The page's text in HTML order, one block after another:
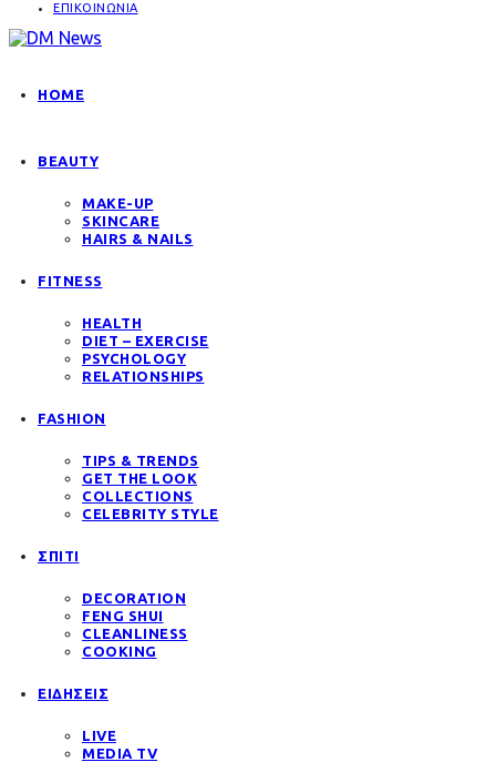
ΕΠΙΚΟΙΝΩΝΙΑ
HOME
BEAUTY
MAKE-UP
SKINCARE
HAIRS & NAILS
FITNESS
HEALTH
DIET – EXERCISE
PSYCHOLOGY
RELATIONSHIPS
FASHION
TIPS & TRENDS
GET THE LOOK
COLLECTIONS
CELEBRITY STYLE
ΣΠΙΤΙ
DECORATION
FENG SHUI
CLEANLINESS
COOKING
ΕΙΔΗΣΕΙΣ
LIVE
MEDIA TV